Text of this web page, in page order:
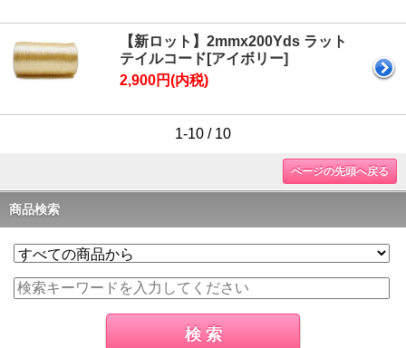
【新ロット】2mmx200Yds ラット
テイルコード[アイボリー]
2,900円(内税)
1-10 / 10
ページの先頭へ戻る
商品検索